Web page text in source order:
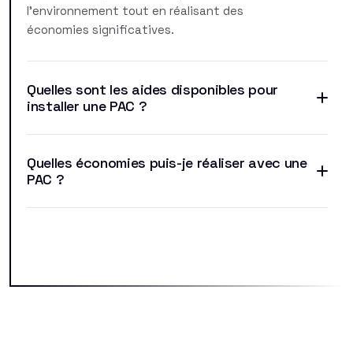
l'environnement tout en réalisant des
économies significatives.
Quelles sont les aides disponibles pour
installer une PAC ?
Quelles économies puis-je réaliser avec une
PAC ?